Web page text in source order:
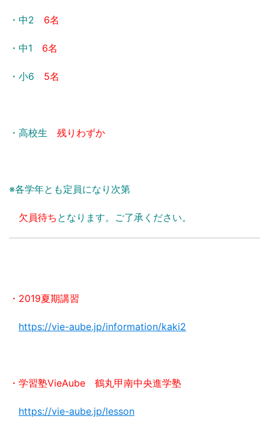
・中2 6名
・中1 6名
・小6 5名
・高校生 残りわずか
※各学年とも定員になり次第
欠員待ち となります。ご了承ください。
・2019夏期講習
https://vie-aube.jp/information/kaki2
・学習塾VieAube 鶴丸甲南中央進学塾
https://vie-aube.jp/lesson